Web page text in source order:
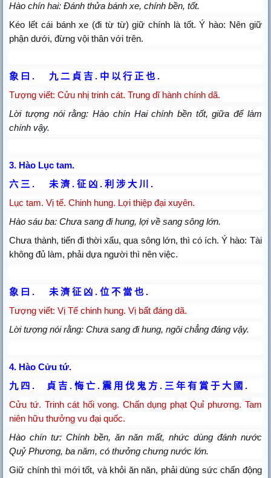
Hào chín hai: Đánh thửa bánh xe, chính bền, tốt.
Kéo lết cái bánh xe (đi từ từ) giữ chính là tốt. Ý hào: Nên giữ
phận dưới, đừng vội thân với trên.
象 曰 . 九 二 貞 吉 . 中 以 行 正 也 .
Tượng viết: Cửu nhị trinh cát. Trung dĩ hành chính dã.
Lời tượng nói rằng: Hào chín Hai chính bền tốt, giữa để làm
chính vậy.
3. Hào Lục tam.
六 三 . 未 濟 . 征 凶 . 利 涉 大 川 .
Lục tam. Vị tế. Chinh hung. Lợi thiệp đại xuyên.
Hào sáu ba: Chưa sang đi hung, lợi về sang sông lớn.
Chưa thành, tiến đi thời xấu, qua sông lớn, thì có ích. Ý hào: Tài
không đủ làm, phải dựa người thì nên việc.
象 曰 . 未 濟 征 凶 . 位 不 當 也 .
Tượng viết: Vị Tế chinh hung. Vị bất đáng dã.
Lời tượng nói rằng: Chưa sang đi hung, ngôi chẳng đáng vậy.
4. Hào Cửu tứ.
九 四 . 貞 吉 . 悔 亡 . 震 用 伐 鬼 方 . 三 年 有 賞 于 大 國 .
Cửu tứ. Trinh cát hối vong. Chấn dụng phạt Quỉ phương. Tam
niên hữu thưởng vu đại quốc.
Hào chín tư: Chính bền, ăn năn mất, nhức dùng đánh nước
Quỷ Phương, ba năm, có thưởng chưng nước lớn.
Giữ chính thì mới tốt, và khỏi ăn năn, phải dùng sức chấn động